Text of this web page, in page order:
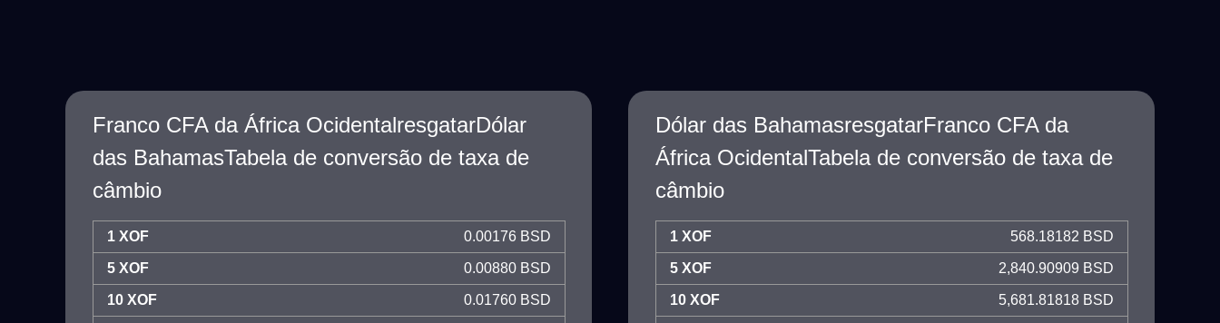
Franco CFA da África OcidentalresgatarDólar
das BahamasTabela de conversão de taxa de
câmbio
1 XOF 0.00176 BSD
5 XOF 0.00880 BSD
10 XOF 0.01760 BSD
Dólar das BahamasresgatarFranco CFA da
África OcidentalTabela de conversão de taxa de
câmbio
1 XOF 568.18182 BSD
5 XOF 2,840.90909 BSD
10 XOF 5,681.81818 BSD